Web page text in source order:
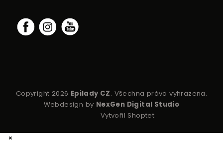
Copyright 2026 Epilady CZ. Všechna práva vyhrazena.
Webdesign by NexGen Digital Studio
Vytvořil Shoptet
×